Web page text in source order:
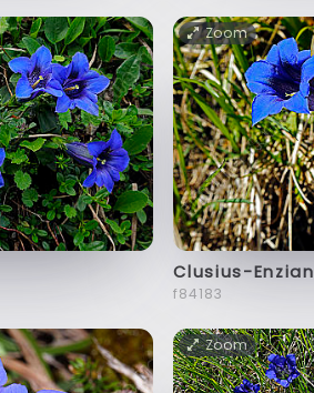
Zoom
Clusius-Enzian
f84183
Zoom